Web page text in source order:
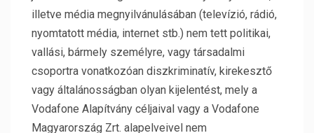
illetve média megnyilvánulásában (televízió, rádió,
nyomtatott média, internet stb.) nem tett politikai,
vallási, bármely személyre, vagy társadalmi
csoportra vonatkozóan diszkriminatív, kirekesztő
vagy általánosságban olyan kijelentést, mely a
Vodafone Alapítvány céljaival vagy a Vodafone
Magyarország Zrt. alapelveivel nem